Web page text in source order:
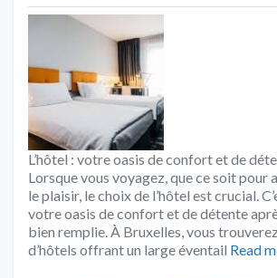
L’hôtel : votre oasis de confort et de
Lorsque vous voyagez, que ce soit pour
le plaisir, le choix de l’hôtel est crucial.
votre oasis de confort et de détente
bien remplie. À Bruxelles, vous
d’hôtels offrant un large éventail Read